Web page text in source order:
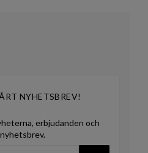
NYHETSBREV!
erbjudanden och